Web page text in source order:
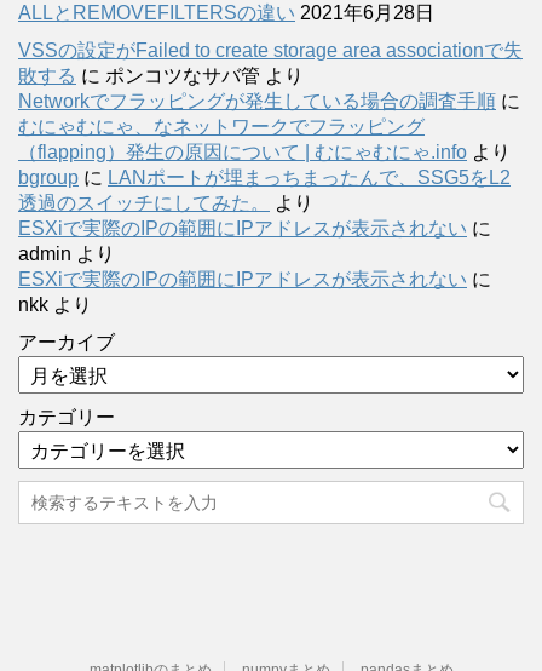
ALLとREMOVEFILTERSの違い 2021年6月28日
VSSの設定がFailed to create storage area associationで失
敗する に ポンコツなサバ管 より
Networkでフラッピングが発生している場合の調査手順 に
むにゃむにゃ、なネットワークでフラッピング
（flapping）発生の原因について | むにゃむにゃ.info より
bgroup に LANポートが埋まっちまったんで、SSG5をL2
透過のスイッチにしてみた。
より
ESXiで実際のIPの範囲にIPアドレスが表示されない に
admin より
ESXiで実際のIPの範囲にIPアドレスが表示されない に
nkk より
アーカイブ
カテゴリー